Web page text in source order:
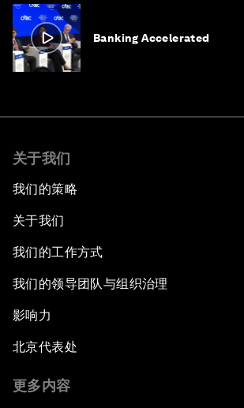
Banking Accelerated
关于我们
我们的策略
关于我们
我们的工作方式
我们的领导团队与组织治理
影响力
北京代表处
更多内容